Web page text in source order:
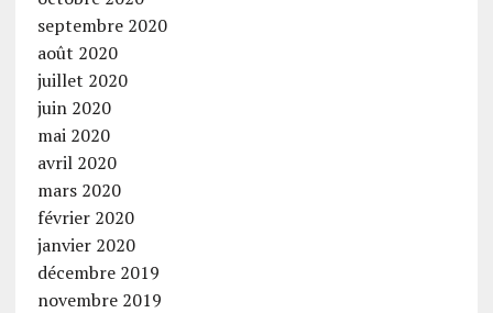
septembre 2020
août 2020
juillet 2020
juin 2020
mai 2020
avril 2020
mars 2020
février 2020
janvier 2020
décembre 2019
novembre 2019